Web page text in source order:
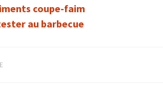
coupe-faim
au barbecue